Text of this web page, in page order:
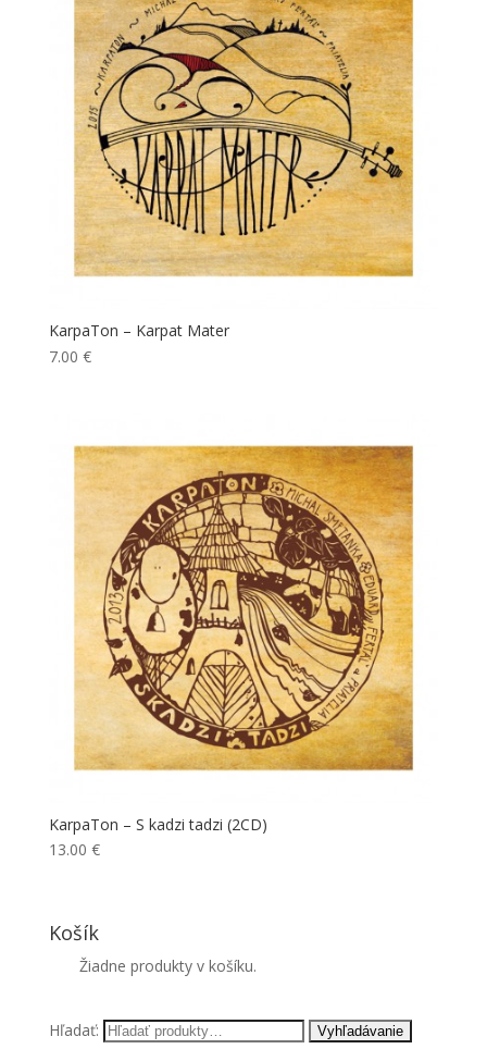
KarpaTon – Karpat Mater
7.00 €
KarpaTon – S kadzi tadzi (2CD)
13.00 €
Košík
Žiadne produkty v košíku.
Hľadať: